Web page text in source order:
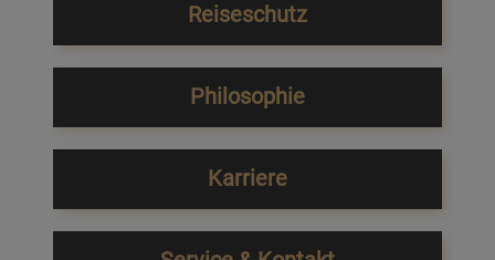
Reiseschutz
Philosophie
Karriere